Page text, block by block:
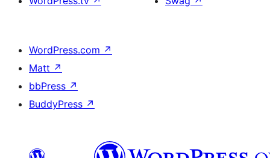
WordPress.com ↗
Matt ↗
bbPress ↗
BuddyPress ↗